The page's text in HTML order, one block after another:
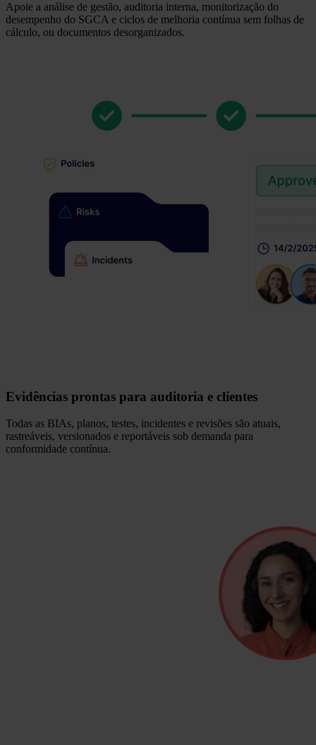
Apoie a análise de gestão, auditoria interna, monitorização do
desempenho do SGCA e ciclos de melhoria contínua sem folhas de
cálculo, ou documentos desorganizados.
Evidências prontas para auditoria e clientes
Todas as BIAs, planos, testes, incidentes e revisões são atuais,
rastreáveis, versionados e reportáveis sob demanda para
conformidade contínua.